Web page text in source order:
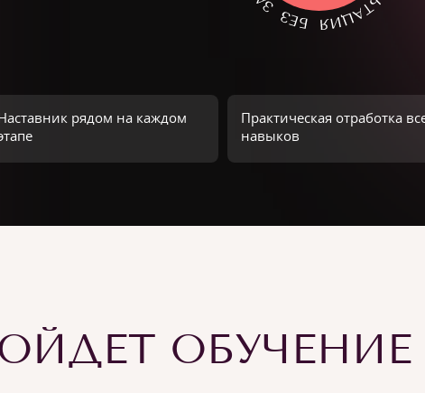
рядом на каждом
Практическая отработка
навыков
ОБУЧЕНИЕ